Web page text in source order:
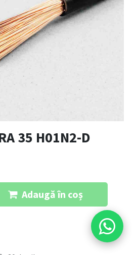
35 H01N2-D
Adaugă în coș